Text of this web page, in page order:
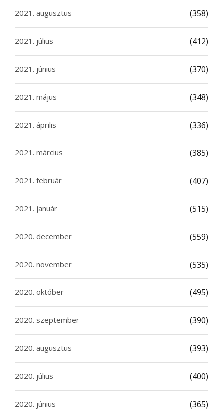
2021. augusztus (358)
2021. július (412)
2021. június (370)
2021. május (348)
2021. április (336)
2021. március (385)
2021. február (407)
2021. január (515)
2020. december (559)
2020. november (535)
2020. október (495)
2020. szeptember (390)
2020. augusztus (393)
2020. július (400)
2020. június (365)